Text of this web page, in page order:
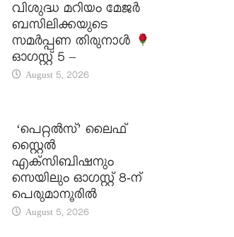
വിശുദ്ധ മറിയം മേജർ
ബസിലിക്കയുടെ
സമർപ്പണ തിരുനാൾ
ഓഗസ്റ്റ് 5 –
August 5, 2026
‘പെറ്റൽസ്’ ലൈഫ്
സ്റ്റൈൽ
എക്സിബിഷനും
സെയിലും ഓഗസ്റ്റ് 8-ന്
പെരുമാനൂരിൽ
August 5, 2026